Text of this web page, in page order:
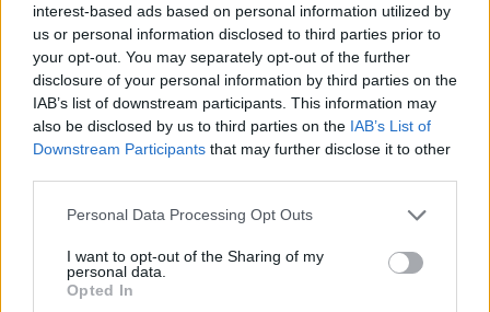
interest-based ads based on personal information utilized by
us or personal information disclosed to third parties prior to
your opt-out. You may separately opt-out of the further
disclosure of your personal information by third parties on the
IAB’s list of downstream participants. This information may
also be disclosed by us to third parties on the IAB’s List of
Downstream Participants that may further disclose it to other
Please note that this website/app uses one or more Google
not limited to your visit or usage behaviour. You may click to
grant or deny consent to Google and its third-party tags to
use your data for below specified purposes in below Google
Personal Data Processing Opt Outs
I want to opt-out of the Sharing of my
personal data.
Opted In
Impostazioni telefono e avvisi: ecosistema per
attenzione sana
Francesca Lombardi · 1 Ago 2026